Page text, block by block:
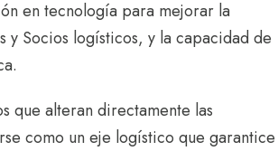
en tecnología para mejorar la
Socios logísticos, y la capacidad de
que alteran directamente las
como un eje logístico que garantice